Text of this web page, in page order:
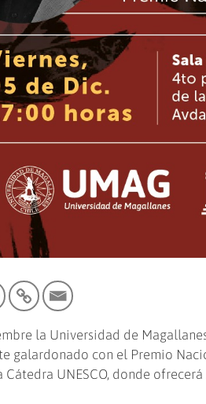
la Universidad de
galardonado con el Premio
Cátedra UNESCO, donde